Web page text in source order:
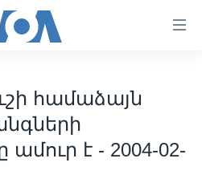
համաձայն
ամուր է - 2004-02-